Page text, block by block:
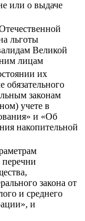
или о выдаче
льготы
Великой
лицам
их
обязательного
законам
учете в
и «Об
накопительной
закона от
и среднего
и